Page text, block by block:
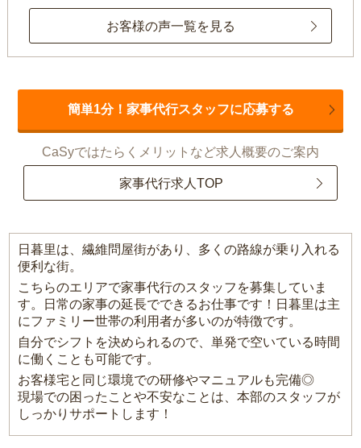
お客様の声一覧を見る
簡単1分！家事代行スタッフに応募する
CaSyではたらくメリットなど求人概要のご案内
家事代行求人TOP
日暮里は、繊維問屋街があり、多くの路線が乗り入れる
便利な街。
こちらのエリアで家事代行のスタッフを募集していま
す。日常の家事の延長でできるお仕事です！日暮里は主
にファミリー世帯の利用者が多いのが特徴です。
自分でシフトを決められるので、単発で空いている時間
に働くことも可能です。
お客様宅と同じ環境での研修やマニュアルも完備◎
現場での困ったことや不安なことは、本部のスタッフが
しっかりサポートします！